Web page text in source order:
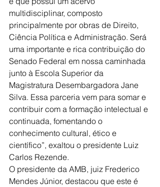
multidisciplinar, composto
principalmente por obras de Direito,
Ciência Política e Administração. Será
uma importante e rica contribuição do
Senado Federal em nossa caminhada
junto à Escola Superior da
Magistratura Desembargadora Jane
Silva. Essa parceria vem para somar e
contribuir com a formação intelectual e
continuada, fomentando o
conhecimento cultural, ético e
científico”, exaltou o presidente Luiz
Carlos Rezende.
O presidente da AMB, juiz Frederico
Mendes Júnior, destacou que este é